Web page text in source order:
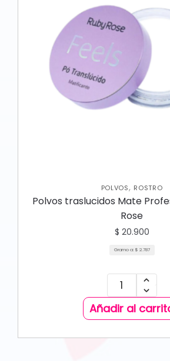
POLVOS, ROSTRO
Polvos traslucidos Mate
Rose
$ 20.900
Gramo a: $ 2.787
Añadir al